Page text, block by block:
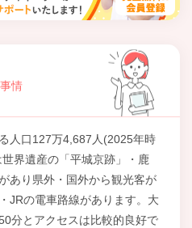
情
人口127万4,687人(2025年時
界遺産の「平城京跡」・鹿
あり県外・国外から観光客が
JRの電車路線があります。大
分とアクセスは比較的良好で